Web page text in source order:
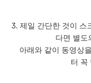
3. 제일 간단한 것이 스
다면 별도
아래와 같이 동영상
터 꼭